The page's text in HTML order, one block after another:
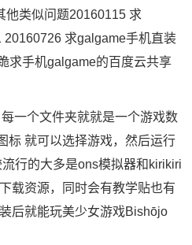
他类似问题20160115 求
求galgame手机直装
求手机galgame的百度云共享
一个文件夹就就是一个游戏数
标 就可以选择游戏，然后运行
行的大多是ons模拟器和kirikiri
载资源，同时会有教学贴也有
后就能玩美少女游戏Bishōjo